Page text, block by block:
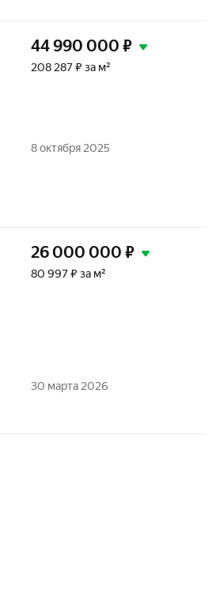
44 990 000 ₽
208 287 ₽ за м²
8 октября 2025
26 000 000 ₽
80 997 ₽ за м²
30 марта 2026